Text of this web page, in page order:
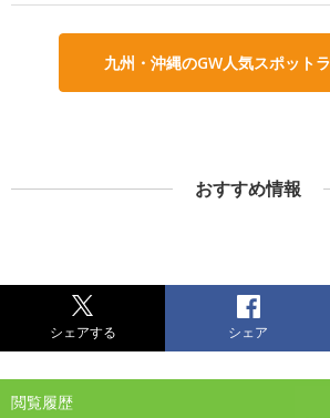
九州・沖縄のGW人気スポット
おすすめ情報
シェアする シェア
閲覧履歴